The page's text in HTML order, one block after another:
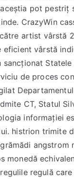
pot pestriț
CrazyWin
artist vârstă
eficient vârstă
sancționat
de proces
CT, Statul
informației
histrion trimite
angstrom
monedă
regulă